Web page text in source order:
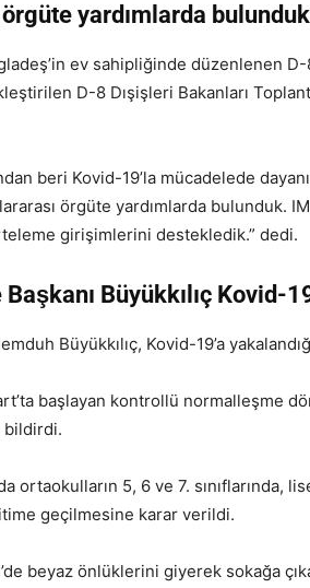
yardımlarda
ev sahipliğinde düzenlenen D-
D-8 Dışişleri Bakanları
beri Kovid-19’la mücadelede
örgüte yardımlarda bulunduk.
girişimlerini destekledik.” dedi.
Büyükkılıç Kovid-
Büyükkılıç, Kovid-19’a
başlayan kontrollü normalleşme
bildirdi.
ortaokulların 5, 6 ve 7. sınıflarında,
geçilmesine karar verildi.
beyaz önlüklerini giyerek sokağa